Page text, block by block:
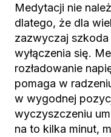
Medytacji nie
dlatego, że dla
zazwyczaj
wyłączenia się.
rozładowanie
pomaga w
w wygodnej
wyczyszczeniu
na to kilka minut,